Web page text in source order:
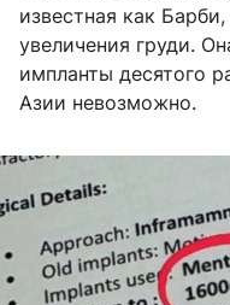
известная как
увеличения груди.
импланты десятого
Азии невозможно.